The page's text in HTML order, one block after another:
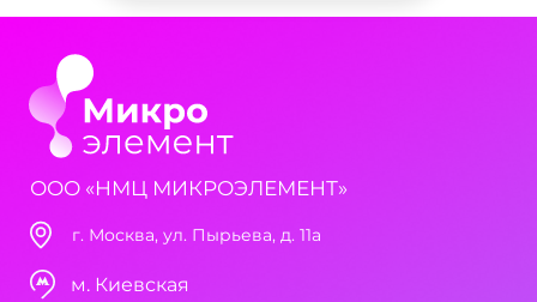
ООО «НМЦ МИКРОЭЛЕМЕНТ»
г. Москва, ул. Пырьева, д. 11а
м. Киевская